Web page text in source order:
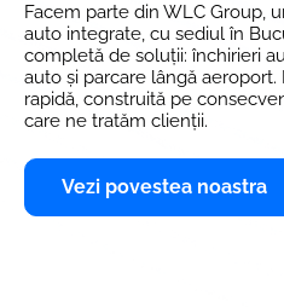
Facem parte din WLC Group,
auto integrate, cu sediul în
completă de soluții: închirieri
auto și parcare lângă
rapidă, construită pe
care ne tratăm clienții.
Vezi povestea noastra